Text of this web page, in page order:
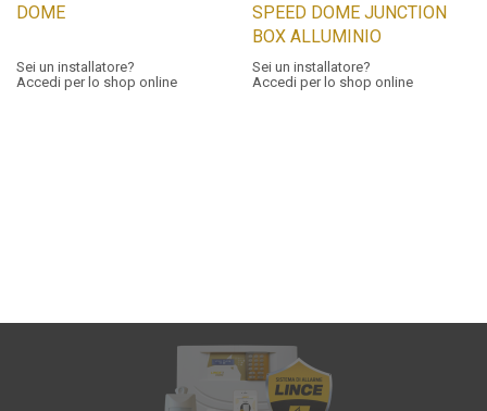
DOME
Sei un installatore?
Accedi per lo shop online
SPEED DOME JUNCTION
BOX ALLUMINIO
Sei un installatore?
Accedi per lo shop online